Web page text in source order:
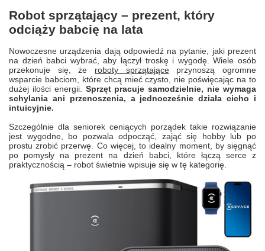
Robot sprzątający – prezent, który
odciąży babcię na lata
Nowoczesne urządzenia dają odpowiedź na pytanie, jaki prezent
na dzień babci wybrać, aby łączył troskę i wygodę. Wiele osób
przekonuje się, że roboty sprzątająceprzynoszą ogromne
wsparcie babciom, które chcą mieć czysto, nie poświęcając na to
dużej ilości energii. Sprzęt pracuje samodzielnie, nie wymaga
schylania ani przenoszenia, a jednocześnie działa cicho i
intuicyjnie.
Szczególnie dla seniorek ceniących porządek takie rozwiązanie
jest wygodne, bo pozwala odpocząć, zająć się hobby lub po
prostu zrobić przerwę. Co więcej, to idealny moment, by sięgnąć
po pomysły na prezent na dzień babci, które łączą serce z
praktycznością – robot świetnie wpisuje się w tę kategorię.